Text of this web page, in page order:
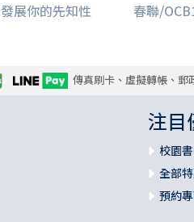
發展你的先知性 春聯/
傳真刷卡、虛擬轉帳、郵
注目
校園
全部
預約